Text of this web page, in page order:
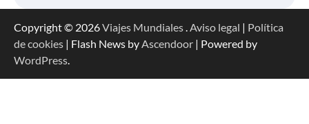
Copyright © 2026Viajes Mundiales.Aviso legal | Política
de cookies | Flash News byAscendoor | Powered by
WordPress.